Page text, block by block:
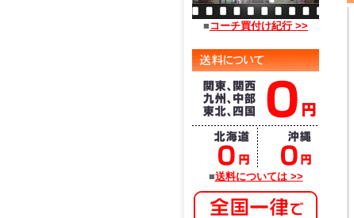
■ コーチ買付け紀行 >>
■送料については >>